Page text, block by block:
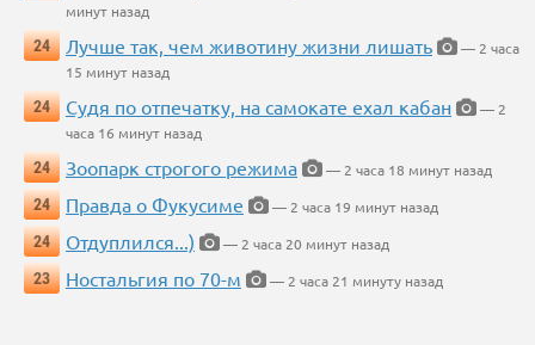
минут назад
24
Лучше так, чем животину жизни лишать
— 2 часа
15 минут назад
24
Судя по отпечатку, на самокате ехал кабан
— 2
часа 16 минут назад
24
Зоопарк строгого режима
— 2 часа 18 минут назад
24
Правда о Фукусиме
— 2 часа 19 минут назад
24
Отдуплился...)
— 2 часа 20 минут назад
23
Ностальгия по 70-м — 2 часа 21 минуту назад